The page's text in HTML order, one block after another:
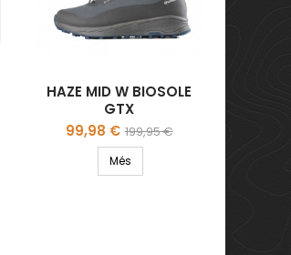
HAZE MID W BIOSOLE
GTX
Preu
99,98 € Preu
regular
199,95 €
Més